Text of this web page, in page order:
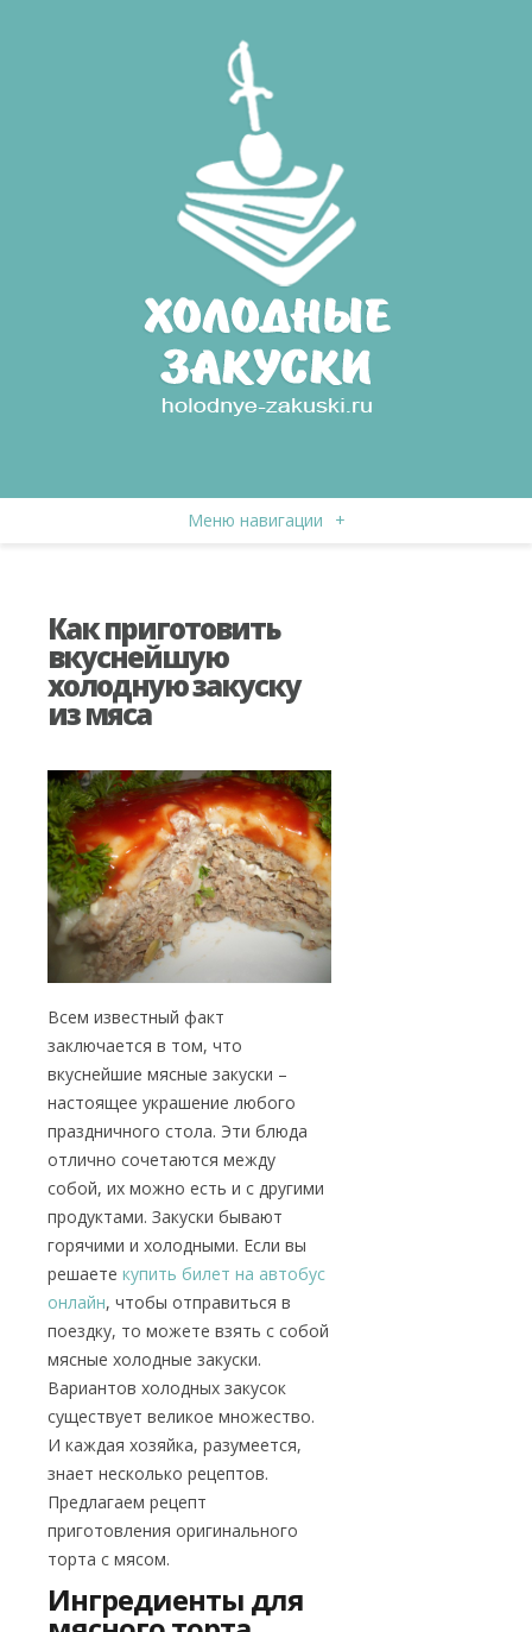
Меню навигации +
Как приготовить
вкуснейшую
холодную закуску
из мяса
Всем известный факт
заключается в том, что
вкуснейшие мясные закуски –
настоящее украшение любого
праздничного стола. Эти блюда
отлично сочетаются между
собой, их можно есть и с другими
продуктами. Закуски бывают
горячими и холодными. Если вы
решаете купить билет на автобус
онлайн, чтобы отправиться в
поездку, то можете взять с собой
мясные холодные закуски.
Вариантов холодных закусок
существует великое множество.
И каждая хозяйка, разумеется,
знает несколько рецептов.
Предлагаем рецепт
приготовления оригинального
торта с мясом.
Ингредиенты для